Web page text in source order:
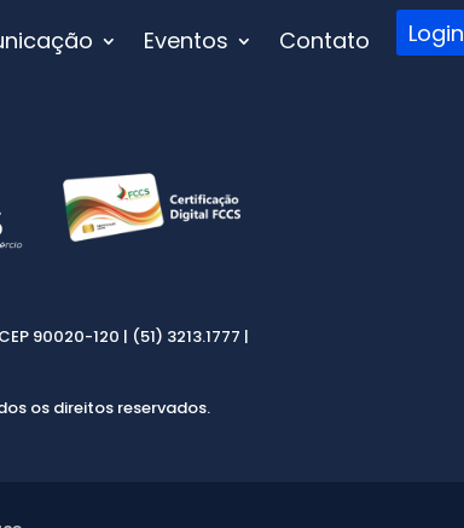
Eventos Contato Login
90020-120 | (51) 3213.1777 |
os direitos reservados.